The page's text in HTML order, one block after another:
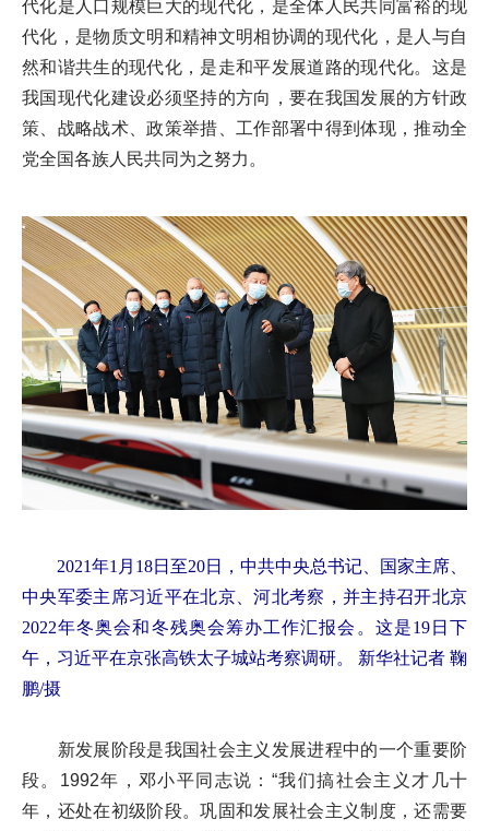
代化是人口规模巨大的现代化，是全体人民共同富裕的现
代化，是物质文明和精神文明相协调的现代化，是人与自
然和谐共生的现代化，是走和平发展道路的现代化。这是
我国现代化建设必须坚持的方向，要在我国发展的方针政
策、战略战术、政策举措、工作部署中得到体现，推动全
党全国各族人民共同为之努力。
2021年1月18日至20日，中共中央总书记、国家主席、
中央军委主席习近平在北京、河北考察，并主持召开北京
2022年冬奥会和冬残奥会筹办工作汇报会。这是19日下
午，习近平在京张高铁太子城站考察调研。 新华社记者 鞠
鹏/摄
新发展阶段是我国社会主义发展进程中的一个重要阶
段。1992年，邓小平同志说：“我们搞社会主义才几十
年，还处在初级阶段。巩固和发展社会主义制度，还需要